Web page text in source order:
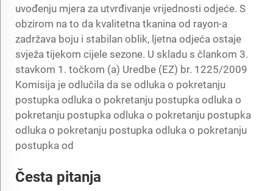
uvođenju mjera za utvrđivanje vrijednosti odjeće. S
obzirom na to da kvalitetna tkanina od rayon-a
zadržava boju i stabilan oblik, ljetna odjeća ostaje
svježa tijekom cijele sezone. U skladu s člankom 3.
stavkom 1. točkom (a) Uredbe (EZ) br. 1225/2009
Komisija je odlučila da se odluka o pokretanju
postupka odluka o pokretanju postupka odluka o
pokretanju postupka odluka o pokretanju postupka
odluka o pokretanju postupka odluka o pokretanju
postupka od
Česta pitanja